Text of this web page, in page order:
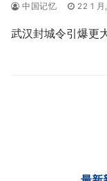
中国记忆 22 1
武汉封城令引爆更